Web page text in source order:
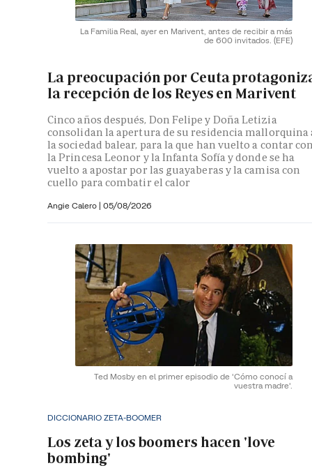
La Familia Real, ayer en Marivent, antes de recibir a más
de 600 invitados. (EFE)
La preocupación por Ceuta
la recepción de los Reyes en Marivent
Cinco años después, Don Felipe y Doña Letizia
consolidan la apertura de su residencia mallorquina
la sociedad balear, para la que han vuelto a contar
la Princesa Leonor y la Infanta Sofía y donde se ha
vuelto a apostar por las guayaberas y la camisa con
cuello para combatir el calor
Angie Calero | 05/08/2026
Ted Mosby en el primer episodio de 'Cómo conocí a
vuestra madre'.
DICCIONARIO ZETA-BOOMER
Los zeta y los boomers hacen 'love
bombing'